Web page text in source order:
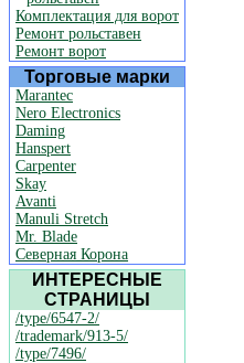
Комплектация для ворот
Ремонт рольставен
Ремонт ворот
Торговые марки
Marantec
Nero Electronics
Daming
Hanspert
Carpenter
Skay
Avanti
Manuli Stretch
Mr. Blade
Северная Корона
ИНТЕРЕСНЫЕ
СТРАНИЦЫ
/type/6547-2/
/trademark/913-5/
/type/7496/